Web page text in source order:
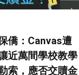
僑：Canvas遭
近萬間學校教學
索，應否交贖金